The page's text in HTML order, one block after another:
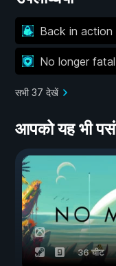
Back in action
No longer fatal
सभी 37 देखें
आपको यह भी
36 चीट